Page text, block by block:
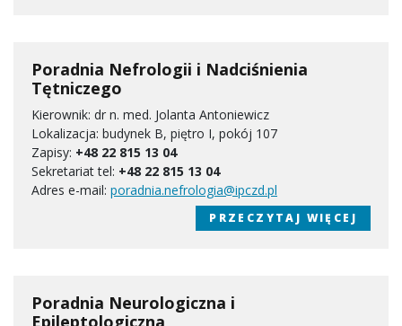
Poradnia Nefrologii i Nadciśnienia
Tętniczego
Kierownik: dr n. med. Jolanta Antoniewicz
Lokalizacja: budynek B, piętro I, pokój 107
Zapisy: +48 22 815 13 04
Sekretariat tel: +48 22 815 13 04
Adres e-mail: poradnia.nefrologia@ipczd.pl
PRZECZYTAJ WIĘCEJ
Poradnia Neurologiczna i
Epileptologiczna